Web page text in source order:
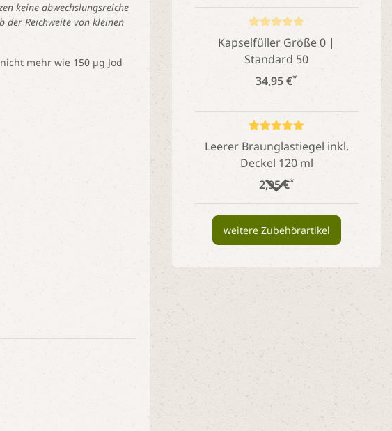
keine abwechslungsreiche
der Reichweite von kleinen
mehr wie 150 µg Jod
Kapselfüller Größe 0 |
Standard 50
34,95 €*
Leerer Braunglastiegel inkl.
Deckel 120 ml
2,95 €*
Leerer Braunglastiegel inkl.
Deckel 500 ml
4,95 €
Schöner Dosierlöffel aus
Buchenholz
weitere Zubehörartikel